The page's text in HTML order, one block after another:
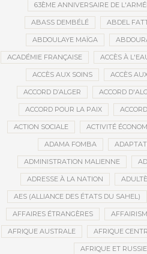
63ÈME ANNIVERSAIRE DE
ABASS DEMBÉLÉ ABDEL
ABDOULAYE MAÏGA
ACADÉMIE FRANÇAISE ACCÈS À
ACCÈS AUX SOINS ACCÈS
ACCORD D’ALGER ACCORD
ACCORD POUR LA PAIX
ACTION SOCIALE ACTIVITÉ
ADAMA FOMBA
ADMINISTRATION MALIENNE
ADRESSE À LA NATION
AES (ALLIANCE DES ÉTATS DU SAHEL)
AFFAIRES ÉTRANGÈRES
AFRIQUE AUSTRALE AFRIQUE
AFRIQUE ET RUSSIE